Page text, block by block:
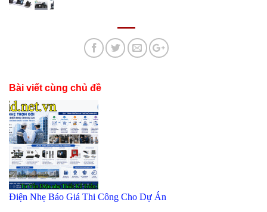
Bài viết cùng chủ đề
Điện Nhẹ Báo Giá Thi Công Cho Dự Án